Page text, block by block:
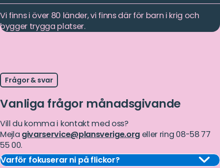
Vi finns i över 80 länder, vi finns där för barn i krig och
bygger trygga platser.
Frågor & svar
Vanliga frågor månadsgivande
Vill du komma i kontakt med oss?
Mejla givarservice@plansverige.org eller ring 08-58 77
55 00.
Varför fokuserar ni på flickor?